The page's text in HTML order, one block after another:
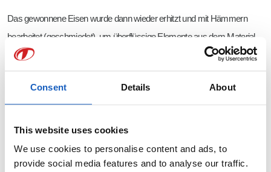
Consent Details About
This website uses cookies
We use cookies to personalise content and ads, to
provide social media features and to analyse our traffic.
Das gewonnene Eisen wurde dann wieder erhitzt und mit Hämmern
bearbeitet (geschmiedet), um überflüssige Elemente aus dem Material
zu entfernen. Dieses Schmiedeeisen war sehr rein Eisen und enthielt nur
sehr geringe Mengen Kohlenstoff (< 0,08%). Infolgedessen konnte es
nicht durch Temperaturbehandlungen (z. B. Erhitzen und schnelles
Das erste Schmiedeeisen wurde um 1.500 v. Chr. in sogenannten
Niedrigöfen hergestellt. Erst etwa 1.000 Jahre später, um 500 v. Chr.,